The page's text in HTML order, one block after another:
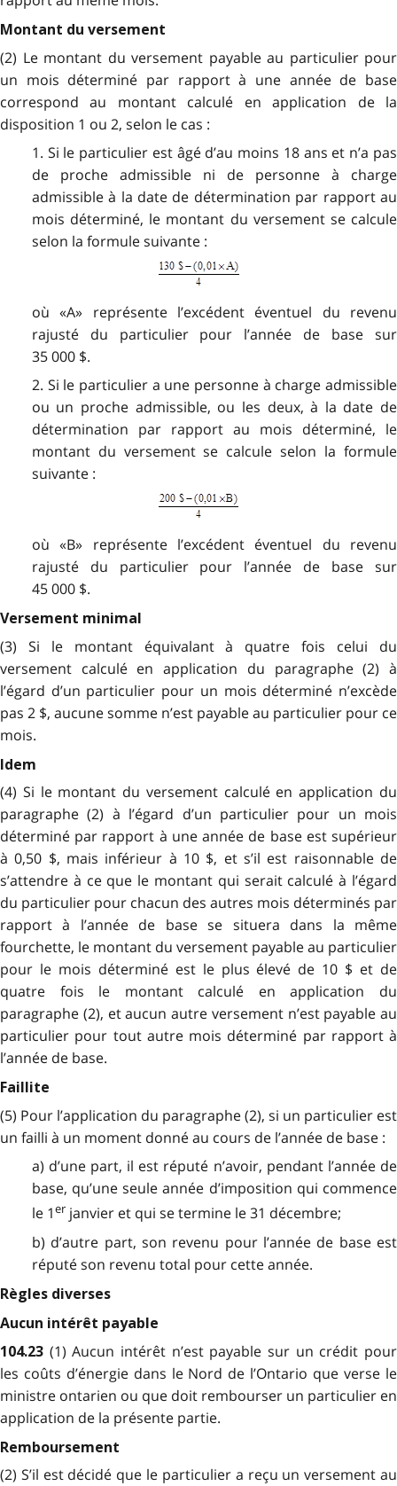
Montant du versement
(2) Le montant du versement payable au particulier pour
un mois déterminé par rapport à une année de base
correspond au montant calculé en application de la
disposition 1 ou 2, selon le cas :
1. Si le particulier est âgé d’au moins 18 ans et n’a pas
de proche admissible ni de personne à charge
admissible à la date de détermination par rapport au
mois déterminé, le montant du versement se calcule
selon la formule suivante :
où «A» représente l’excédent éventuel du revenu
rajusté du particulier pour l’année de base sur
35 000 $.
2. Si le particulier a une personne à charge admissible
ou un proche admissible, ou les deux, à la date de
détermination par rapport au mois déterminé, le
montant du versement se calcule selon la formule
suivante :
où «B» représente l’excédent éventuel du revenu
rajusté du particulier pour l’année de base sur
45 000 $.
Versement minimal
(3) Si le montant équivalant à quatre fois celui du
versement calculé en application du paragraphe (2) à
l’égard d’un particulier pour un mois déterminé n’excède
pas 2 $, aucune somme n’est payable au particulier pour ce
mois.
Idem
(4) Si le montant du versement calculé en application du
paragraphe (2) à l’égard d’un particulier pour un mois
déterminé par rapport à une année de base est supérieur
à 0,50 $, mais inférieur à 10 $, et s’il est raisonnable de
s’attendre à ce que le montant qui serait calculé à l’égard
du particulier pour chacun des autres mois déterminés par
rapport à l’année de base se situera dans la même
fourchette, le montant du versement payable au particulier
pour le mois déterminé est le plus élevé de 10 $ et de
quatre fois le montant calculé en application du
paragraphe (2), et aucun autre versement n’est payable au
particulier pour tout autre mois déterminé par rapport à
l’année de base.
Faillite
(5) Pour l’application du paragraphe (2), si un particulier est
un failli à un moment donné au cours de l’année de base :
a) d’une part, il est réputé n’avoir, pendant l’année de
base, qu’une seule année d’imposition qui commence
le 1erjanvier et qui se termine le 31 décembre;
b) d’autre part, son revenu pour l’année de base est
réputé son revenu total pour cette année.
Règles diverses
Aucun intérêt payable
104.23 (1) Aucun intérêt n’est payable sur un crédit pour
les coûts d’énergie dans le Nord de l’Ontario que verse le
ministre ontarien ou que doit rembourser un particulier en
application de la présente partie.
Remboursement
(2) S’il est décidé que le particulier a reçu un versement au